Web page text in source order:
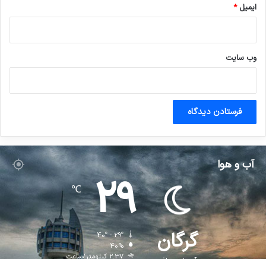
ایمیل*
وب‌ سایت
آب و هوا
گرگان
29
℃
40º - 29º
40%
2.37 کیلومتر/ساعت